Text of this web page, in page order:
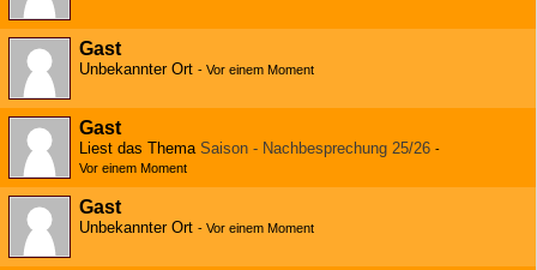
Gast
Unbekannter Ort - Vor einem Moment
Gast
Liest das Thema Saison - Nachbesprechung 25/26 -
Vor einem Moment
Gast
Unbekannter Ort - Vor einem Moment